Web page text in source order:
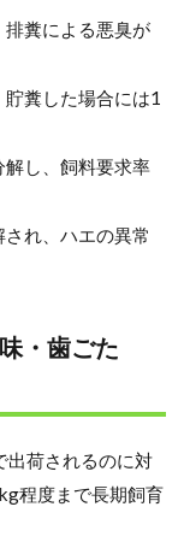
糞による悪臭が
糞した場合には1
し、飼料要求率
れ、ハエの異常
・歯ごた
出荷されるのに対
程度まで長期飼育